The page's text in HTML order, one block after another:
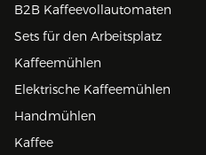
B2B Kaffeevollautomaten
Sets für den Arbeitsplatz
Kaffeemühlen
Elektrische Kaffeemühlen
Handmühlen
Kaffee